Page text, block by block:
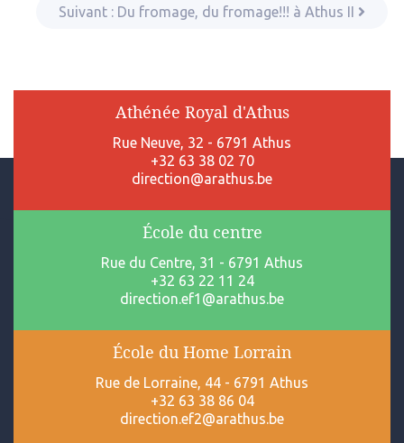
Suivant : Du fromage, du fromage!!! à Athus II
Athénée Royal d'Athus
Rue Neuve, 32 - 6791 Athus
+32 63 38 02 70
direction@arathus.be
École du centre
Rue du Centre, 31 - 6791 Athus
+32 63 22 11 24
direction.ef1@arathus.be
École du Home Lorrain
Rue de Lorraine, 44 - 6791 Athus
+32 63 38 86 04
direction.ef2@arathus.be